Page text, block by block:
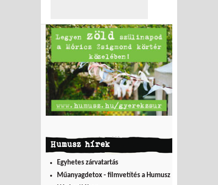
Humusz hírek
Egyhetes zárvatartás
Műanyagdetox - filmvetítés a Humusz